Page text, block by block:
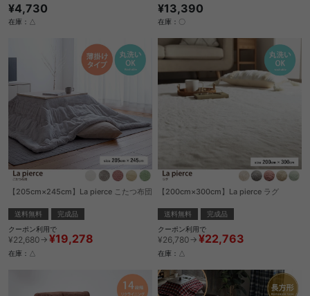
¥4,730
在庫：△
¥13,390
在庫：〇
【205cm×245cm】La pierce こたつ布団
送料無料
完成品
クーポン利用で
¥22,680→ ¥19,278
在庫：△
【200cm×300cm】La pierce ラグ
送料無料
完成品
クーポン利用で
¥26,780→ ¥22,763
在庫：△